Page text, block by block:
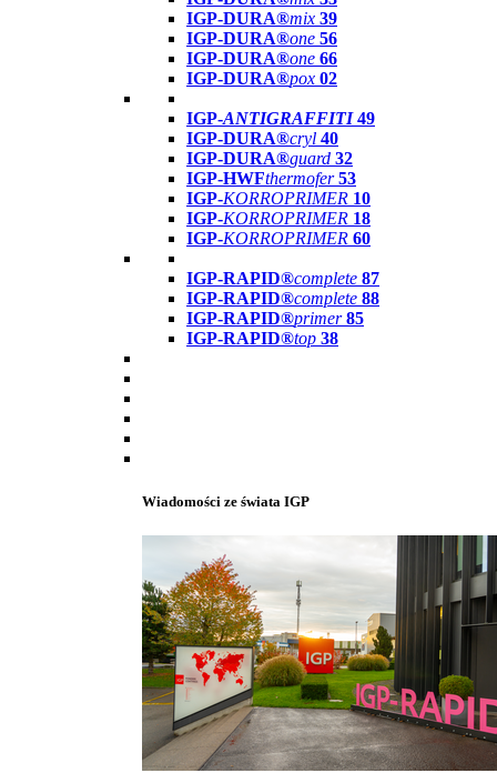
IGP-DURA®mix 39
IGP-DURA®one 56
IGP-DURA®one 66
IGP-DURA®pox 02
IGP-ANTIGRAFFITI49
IGP-DURA®cryl 40
IGP-DURA®guard 32
IGP-HWFthermofer 53
IGP-KORROPRIMER 10
IGP-KORROPRIMER 18
IGP-KORROPRIMER 60
IGP-RAPID®complete 87
IGP-RAPID®complete 88
IGP-RAPID®primer 85
IGP-RAPID®top 38
Wiadomości ze świata IGP